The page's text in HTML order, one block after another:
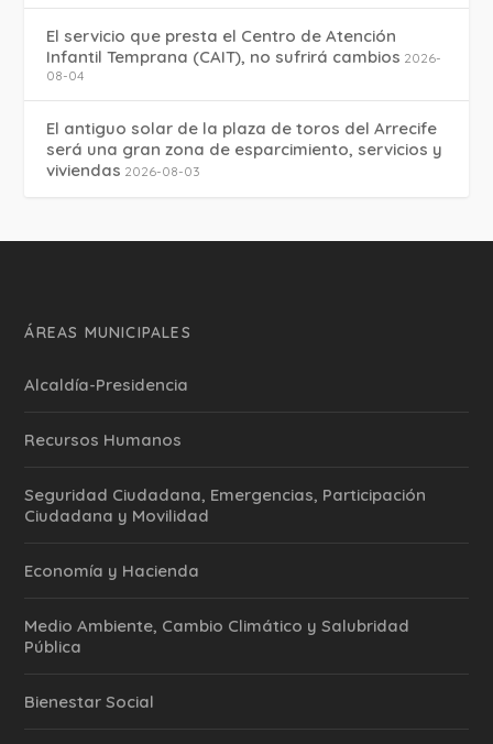
El servicio que presta el Centro de Atención
Infantil Temprana (CAIT), no sufrirá cambios 2026-
08-04
El antiguo solar de la plaza de toros del Arrecife
será una gran zona de esparcimiento, servicios y
viviendas 2026-08-03
ÁREAS MUNICIPALES
Alcaldía-Presidencia
Recursos Humanos
Seguridad Ciudadana, Emergencias, Participación
Ciudadana y Movilidad
Economía y Hacienda
Medio Ambiente, Cambio Climático y Salubridad
Pública
Bienestar Social